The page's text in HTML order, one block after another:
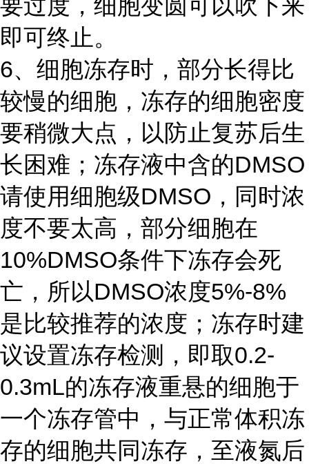
要过度，细胞变圆可以吹下来
即可终止。
6、细胞冻存时，部分长得比
较慢的细胞，冻存的细胞密度
要稍微大点，以防止复苏后生
长困难；冻存液中含的DMSO
请使用细胞级DMSO，同时浓
度不要太高，部分细胞在
10%DMSO条件下冻存会死
亡，所以DMSO浓度5%-8%
是比较推荐的浓度；冻存时建
议设置冻存检测，即取0.2-
0.3mL的冻存液重悬的细胞于
一个冻存管中，与正常体积冻
存的细胞共同冻存，至液氮后